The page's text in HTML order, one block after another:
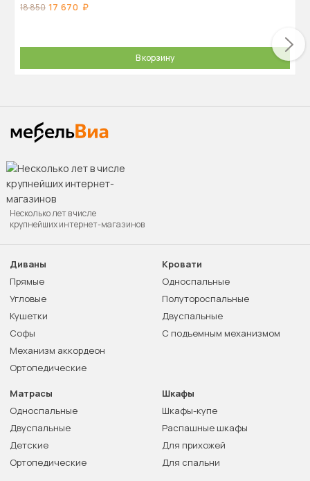
18 850 17 670
В корзину
Несколько лет в числе
крупнейших интернет-магазинов
Диваны
Прямые
Угловые
Кушетки
Софы
Механизм аккордеон
Ортопедические
Кровати
Односпальные
Полутороспальные
Двуспальные
С подъемным механизмом
Матрасы
Односпальные
Двуспальные
Детские
Ортопедические
Шкафы
Шкафы-купе
Распашные шкафы
Для прихожей
Для спальни